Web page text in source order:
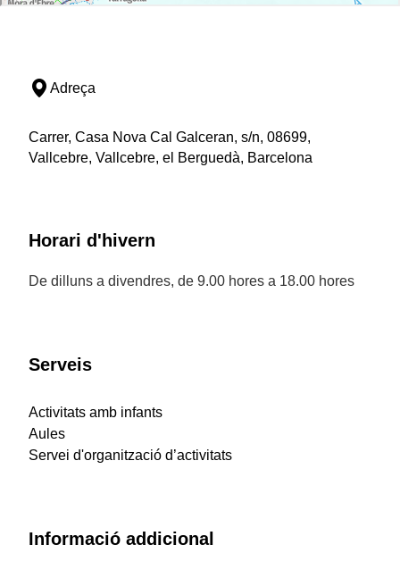
Adreça
Carrer, Casa Nova Cal Galceran, s/n, 08699,
Vallcebre, Vallcebre, el Berguedà, Barcelona
Horari d'hivern
De dilluns a divendres, de 9.00 hores a 18.00 hores
Serveis
Activitats amb infants
Aules
Servei d'organització d’activitats
Informació addicional